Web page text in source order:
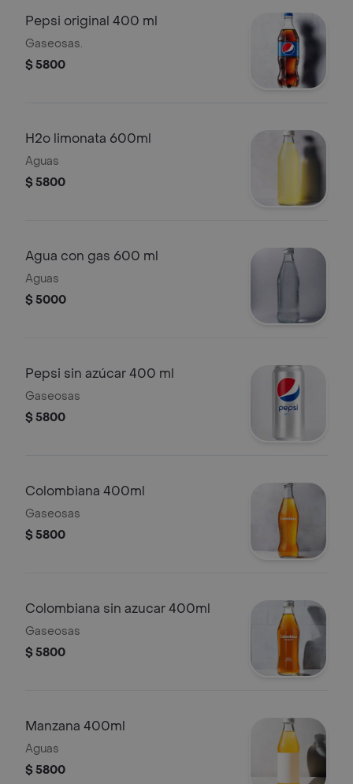
Pepsi original 400 ml
Gaseosas.
$ 5800
H2o limonata 600ml
Aguas
$ 5800
Agua con gas 600 ml
Aguas
$ 5000
Pepsi sin azúcar 400 ml
Gaseosas
$ 5800
Colombiana 400ml
Gaseosas
$ 5800
Colombiana sin azucar 400ml
Gaseosas
$ 5800
Manzana 400ml
Aguas
$ 5800